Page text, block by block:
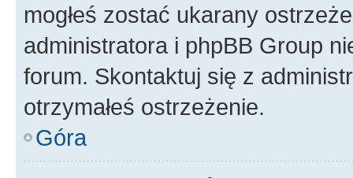
mogłeś zostać ukarany
administratora i phpBB Group
forum. Skontaktuj się z
otrzymałeś ostrzeżenie.
Góra